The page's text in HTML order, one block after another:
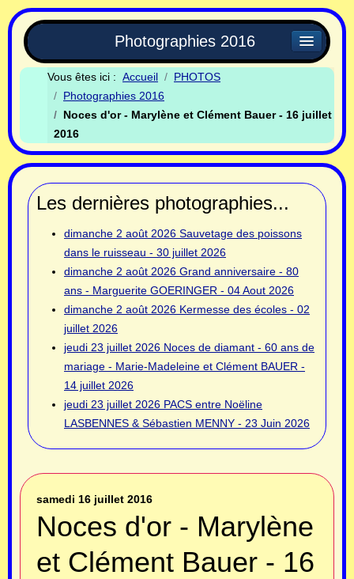
Photographies 2016
Vous êtes ici : Accueil
PHOTOS
Photographies 2016
Noces d'or - Marylène et Clément Bauer - 16 juillet
2016
Les dernières photographies...
dimanche 2 août 2026 Sauvetage des poissons
dans le ruisseau - 30 juillet 2026
dimanche 2 août 2026 Grand anniversaire - 80
ans - Marguerite GOERINGER - 04 Aout 2026
dimanche 2 août 2026 Kermesse des écoles - 02
juillet 2026
jeudi 23 juillet 2026 Noces de diamant - 60 ans de
mariage - Marie-Madeleine et Clément BAUER -
14 juillet 2026
jeudi 23 juillet 2026 PACS entre Noëline
LASBENNES & Sébastien MENNY - 23 Juin 2026
samedi 16 juillet 2016
Noces d'or - Marylène
et Clément Bauer - 16